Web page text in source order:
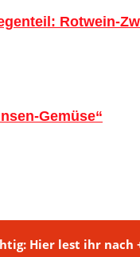
Rotwein-
Gemüse“
Hier lest ihr nach